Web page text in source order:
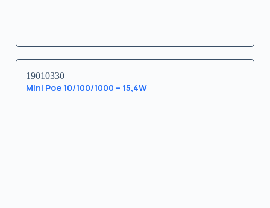
19010330
Mini Poe 10/100/1000 – 15,4W